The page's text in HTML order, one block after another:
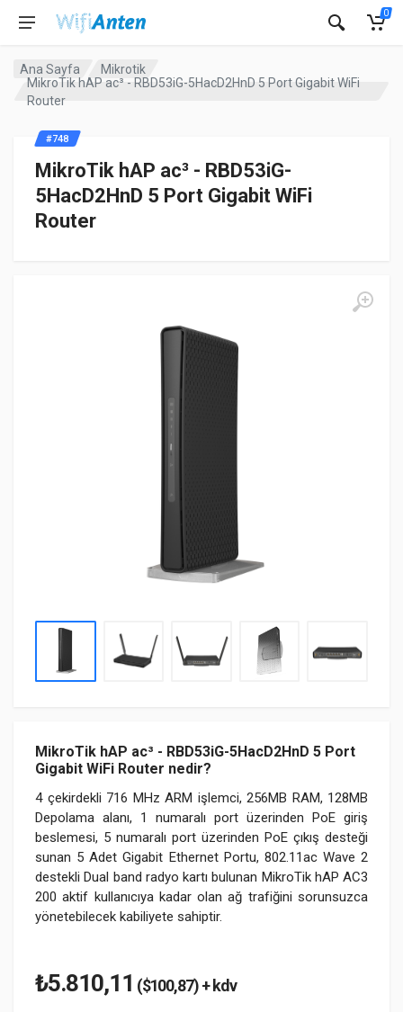
0
Ana Sayfa
Mikrotik
MikroTik hAP ac³ - RBD53iG-5HacD2HnD 5 Port Gigabit WiFi
Router
MikroTik hAP ac³ - RBD53iG-
5HacD2HnD 5 Port Gigabit WiFi
Router
MikroTik hAP ac³ - RBD53iG-5HacD2HnD 5 Port
Gigabit WiFi Router nedir?
4 çekirdekli 716 MHz ARM işlemci, 256MB RAM, 128MB
Depolama alanı, 1 numaralı port üzerinden PoE giriş
beslemesi, 5 numaralı port üzerinden PoE çıkış desteği
sunan 5 Adet Gigabit Ethernet Portu, 802.11ac Wave 2
destekli Dual band radyo kartı bulunan MikroTik hAP AC3
200 aktif kullanıcıya kadar olan ağ trafiğini sorunsuzca
yönetebilecek kabiliyete sahiptir.
#748
₺5.810,11 ($100,87) + kdv